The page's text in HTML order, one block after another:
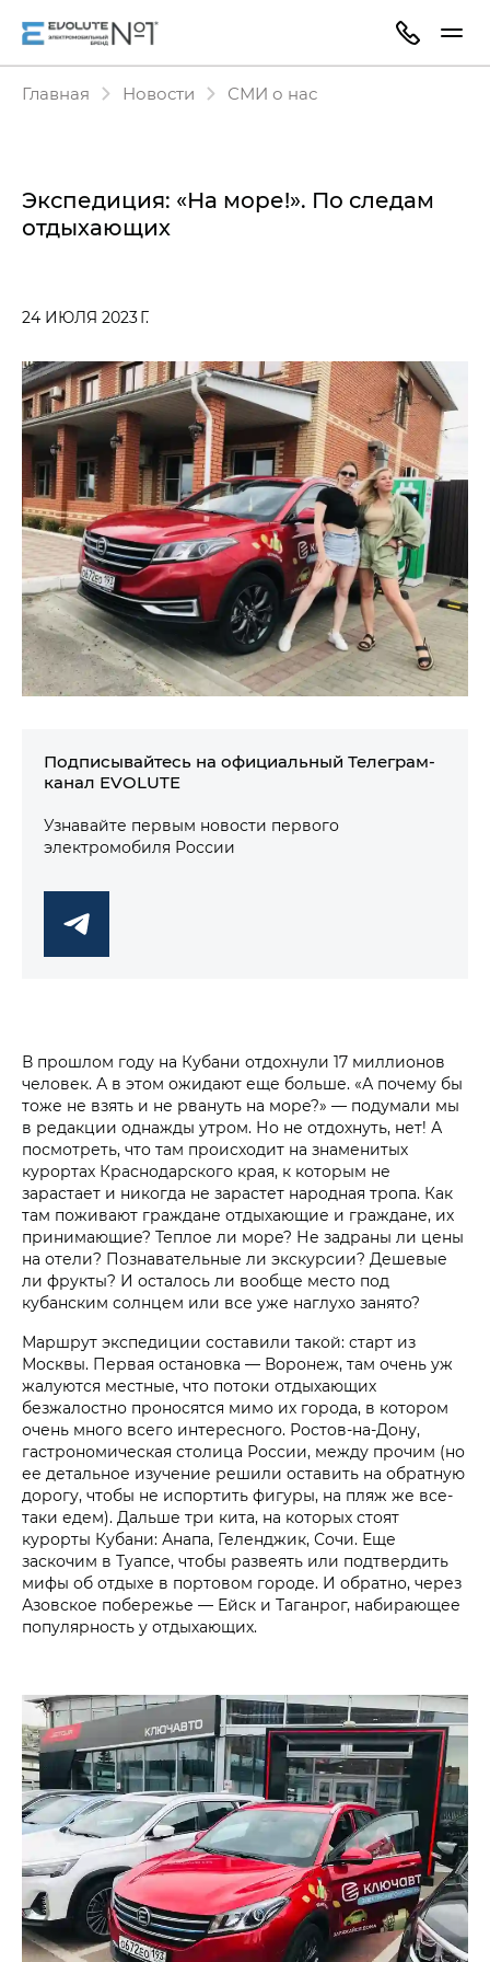
Главная Новости СМИ о нас
Экспедиция: «На море!». По следам
отдыхающих
24 ИЮЛЯ 2023 Г.
Подписывайтесь на официальный Телеграм-
канал EVOLUTE
Узнавайте первым новости первого
электромобиля России
В прошлом году на Кубани отдохнули 17 миллионов
человек. А в этом ожидают еще больше. «А почему бы
тоже не взять и не рвануть на море?» — подумали мы
в редакции однажды утром. Но не отдохнуть, нет! А
посмотреть, что там происходит на знаменитых
курортах Краснодарского края, к которым не
зарастает и никогда не зарастет народная тропа. Как
там поживают граждане отдыхающие и граждане, их
принимающие? Теплое ли море? Не задраны ли цены
на отели? Познавательные ли экскурсии? Дешевые
ли фрукты? И осталось ли вообще место под
кубанским солнцем или все уже наглухо занято?
Маршрут экспедиции составили такой: старт из
Москвы. Первая остановка — Воронеж, там очень уж
жалуются местные, что потоки отдыхающих
безжалостно проносятся мимо их города, в котором
очень много всего интересного. Ростов-на-Дону,
гастрономическая столица России, между прочим (но
ее детальное изучение решили оставить на обратную
дорогу, чтобы не испортить фигуры, на пляж же все-
таки едем). Дальше три кита, на которых стоят
курорты Кубани: Анапа, Геленджик, Сочи. Еще
заскочим в Туапсе, чтобы развеять или подтвердить
мифы об отдыхе в портовом городе. И обратно, через
Азовское побережье — Ейск и Таганрог, набирающее
популярность у отдыхающих.